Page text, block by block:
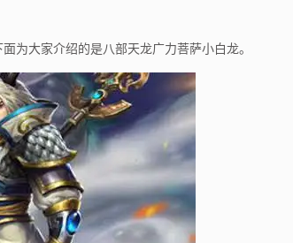
大家介绍的是八部天龙广力菩萨小白龙。